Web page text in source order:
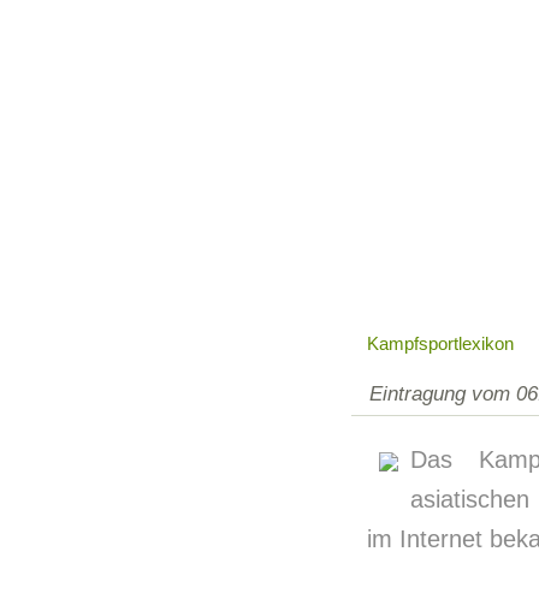
Kampfsportlexikon
Eintragung vom
Das
im Internet